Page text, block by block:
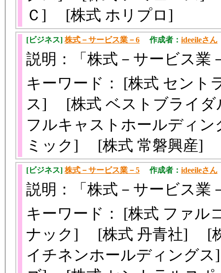
Ｃ] [株式 ホリプロ]
[ビジネス] 株式－サービス業－6 作成者： ideeileさん
説明：「株式－サービス業
キーワード： [株式 セン
ス] [株式 ベストブライ
フルキャストホールディ
ミック] [株式 常磐興産
[ビジネス] 株式－サービス業－5 作成者： ideeileさん
説明：「株式－サービス業
キーワード： [株式 ファ
ナック] [株式 丹青社] [
イチネンホールディング